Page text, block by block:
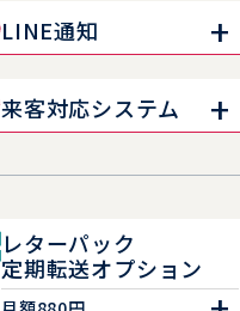
LINE通知
来客対応システム
レターパック
定期転送オプション